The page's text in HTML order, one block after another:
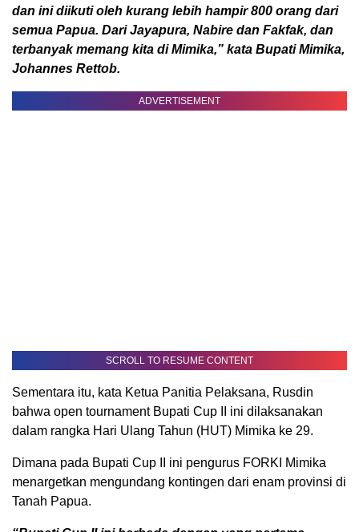
dan ini diikuti oleh kurang lebih hampir 800 orang dari
semua Papua. Dari Jayapura, Nabire dan Fakfak, dan
terbanyak memang kita di Mimika,” kata Bupati Mimika,
Johannes Rettob.
ADVERTISEMENT
SCROLL TO RESUME CONTENT
Sementara itu, kata Ketua Panitia Pelaksana, Rusdin
bahwa open tournament Bupati Cup II ini dilaksanakan
dalam rangka Hari Ulang Tahun (HUT) Mimika ke 29.
Dimana pada Bupati Cup II ini pengurus FORKI Mimika
menargetkan mengundang kontingen dari enam provinsi di
Tanah Papua.